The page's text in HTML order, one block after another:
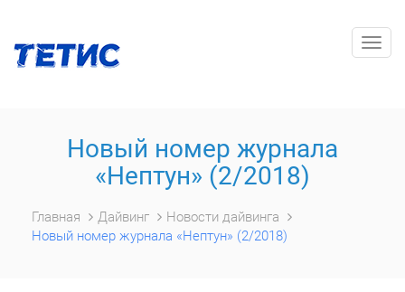
Новый номер журнала
«Нептун» (2/2018)
Главная Дайвинг
Новости дайвинга
Новый номер журнала «Нептун» (2/2018)